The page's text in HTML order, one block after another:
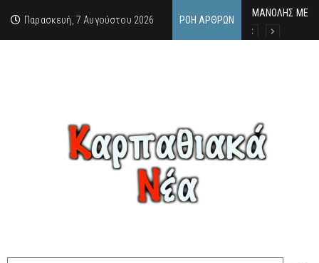
Παρασκευή, 7 Αυγούστου 2026 ΡΟΉ ΆΡΘΡΩΝ
MΑΝΟΛΗΣ
ΕΚΔΗΛΩΣΗ
Κάθε